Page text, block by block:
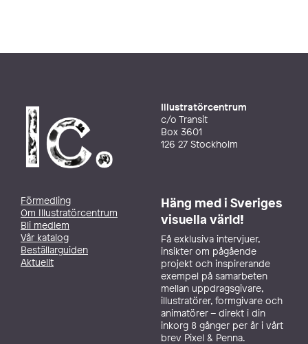
Illustratörcentrum
c/o Transit
Box 3601
126 27 Stockholm
Förmedling
Om Illustratörcentrum
Bli medlem
Vår katalog
Beställarguiden
Aktuellt
Häng med i Sveriges
visuella värld!
Få exklusiva intervjuer,
insikter om pågående
projekt och inspirerande
exempel på samarbeten
mellan uppdragsgivare,
illustratörer, formgivare och
animatörer – direkt i din
inkorg 8 gånger per år i vårt
brev Pixel & Penna.